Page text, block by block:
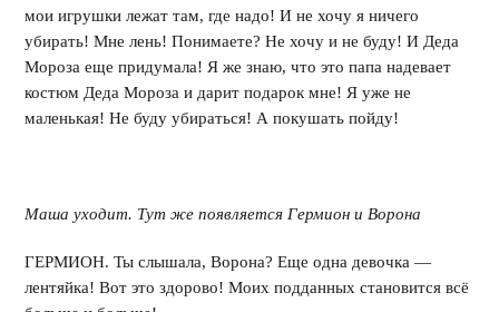
мои игрушки лежат там, где надо! И не хочу я ничего
убирать! Мне лень! Понимаете? Не хочу и не буду! И Деда
Мороза еще придумала! Я же знаю, что это папа надевает
костюм Деда Мороза и дарит подарок мне! Я уже не
маленькая! Не буду убираться! А покушать пойду!
Маша уходит. Тут же появляется Гермион и Ворона
ГЕРМИОН. Ты слышала, Ворона? Еще одна девочка —
лентяйка! Вот это здорово! Моих подданных становится всё